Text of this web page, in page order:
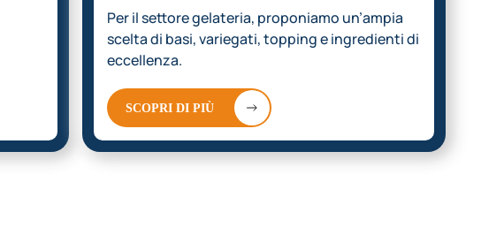
Per il settore gelateria, proponiamo un’ampia
scelta di basi, variegati, topping e ingredienti di
eccellenza.
SCOPRI DI PIÙ